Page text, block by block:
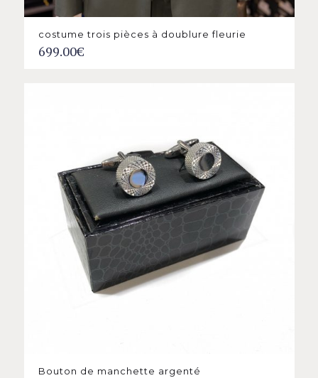
costume trois pièces à doublure fleurie
699.00€
Bouton de manchette argenté